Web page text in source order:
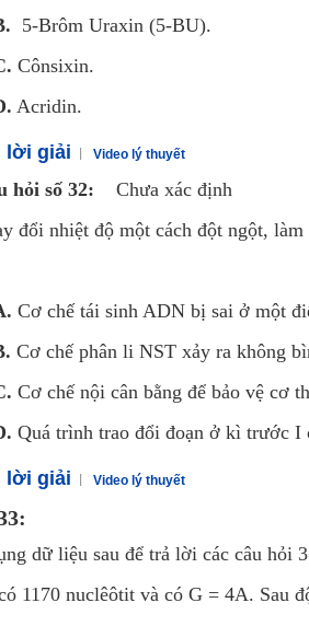
5-Brôm Uraxin (5-BU).
Cônsixin.
Acridin.
lời giải Video lý thuyết
hỏi số 32:
Chưa xác định
đổi nhiệt độ một cách đột ngột,
Cơ chế tái sinh ADN bị sai ở một
Cơ chế phân li NST xảy ra không
Cơ chế nội cân bằng để bảo vệ cơ
Quá trình trao đổi đoạn ở kì trước I
lời giải Video lý thuyết
dữ liệu sau để trả lời các câu hỏi
1170 nuclêôtit và có G = 4A. Sau